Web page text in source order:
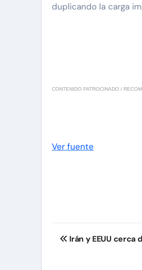
duplicando la carga
CONTENIDO PATROCINADO /
Ver fuente
Navegación
Irán y EEUU cerca